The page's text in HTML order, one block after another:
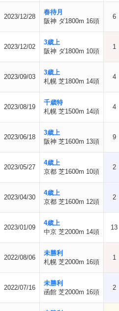
2023/12/28
春待月
阪神 ダ1800m 16頭
6
2023/12/02
3歳上
阪神 ダ1800m 10頭
1
2023/09/03
3歳上
札幌 芝1800m 14頭
4
2023/08/19
千歳特
札幌 芝1500m 14頭
4
2023/06/18
3歳上
阪神 芝1600m 13頭
9
2023/05/27
4歳上
京都 芝1600m 10頭
2
2023/04/30
4歳上
京都 芝1600m 12頭
2
2023/01/09
4歳上
中京 芝2000m 14頭
13
2022/08/06
未勝利
札幌 芝2000m 16頭
1
2022/07/16
未勝利
函館 芝2000m 16頭
2